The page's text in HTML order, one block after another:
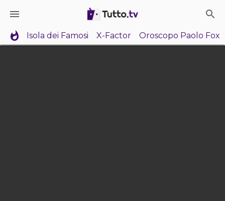
Isola dei Famosi X-Factor Oroscopo Paolo Fox